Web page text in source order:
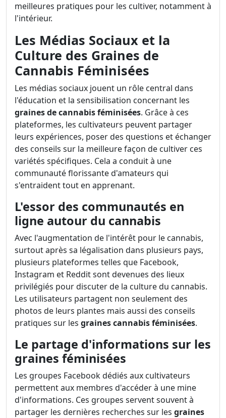
meilleures pratiques pour les cultiver, notamment à
l'intérieur.
Les Médias Sociaux et la
Culture des Graines de
Cannabis Féminisées
Les médias sociaux jouent un rôle central dans
l'éducation et la sensibilisation concernant les
graines de cannabis féminisées. Grâce à ces
plateformes, les cultivateurs peuvent partager
leurs expériences, poser des questions et échanger
des conseils sur la meilleure façon de cultiver ces
variétés spécifiques. Cela a conduit à une
communauté florissante d'amateurs qui
s'entraident tout en apprenant.
L'essor des communautés en
ligne autour du cannabis
Avec l'augmentation de l'intérêt pour le cannabis,
surtout après sa légalisation dans plusieurs pays,
plusieurs plateformes telles que Facebook,
Instagram et Reddit sont devenues des lieux
privilégiés pour discuter de la culture du cannabis.
Les utilisateurs partagent non seulement des
photos de leurs plantes mais aussi des conseils
pratiques sur les graines cannabis féminisées.
Le partage d'informations sur les
graines féminisées
Les groupes Facebook dédiés aux cultivateurs
permettent aux membres d'accéder à une mine
d'informations. Ces groupes servent souvent à
partager les dernières recherches sur les graines